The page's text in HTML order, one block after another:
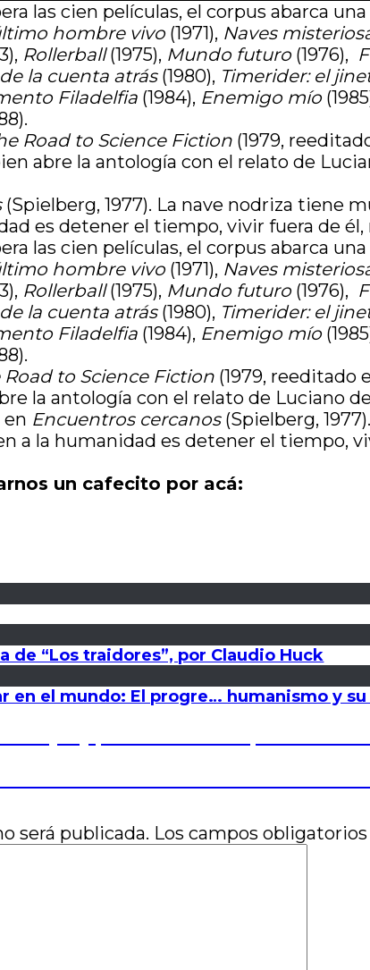
las cien películas, el corpus abarca
hombre vivo (1971), Naves
Rollerball(1975), Mundo futuro (1976),
la cuenta atrás (1980), Timerider: el
Filadelfia (1984), Enemigo mío
Road to Science Fiction (1979,
abre la antología con el relato de
(Spielberg, 1977). La nave nodriza tiene
es detener el tiempo, vivir fuera de él,
las cien películas, el corpus abarca
hombre vivo (1971), Naves
Rollerball(1975), Mundo futuro (1976),
la cuenta atrás (1980), Timerider: el
Filadelfia (1984), Enemigo mío
Road to Science Fiction (1979, reeditado
la antología con el relato de Luciano
en Encuentros cercanos (Spielberg,
a la humanidad es detener el tiempo,
un cafecito por acá:
de “Los traidores”, por Claudio Huck
en el mundo: El progre… humanismo y
será publicada. Los campos